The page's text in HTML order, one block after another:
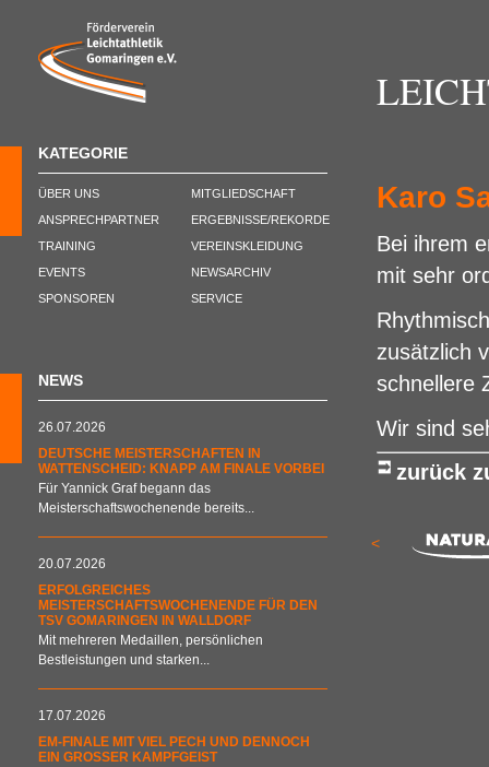
KATEGORIE
ÜBER UNS
ANSPRECHPARTNER
TRAINING
EVENTS
SPONSOREN
MITGLIEDSCHAFT
ERGEBNISSE/REKORDE
VEREINSKLEIDUNG
NEWSARCHIV
SERVICE
NEWS
26.07.2026
DEUTSCHE MEISTERSCHAFTEN IN
WATTENSCHEID: KNAPP AM FINALE VORBEI
Für Yannick Graf begann das
Meisterschaftswochenende bereits...
20.07.2026
ERFOLGREICHES
MEISTERSCHAFTSWOCHENENDE FÜR DEN
TSV GOMARINGEN IN WALLDORF
Mit mehreren Medaillen, persönlichen
Bestleistungen und starken...
17.07.2026
EM-FINALE MIT VIEL PECH UND DENNOCH
EIN GROSSER KAMPFGEIST
Karo
Bei ihrem
mit sehr
zusätzlich
schnellere
Wir sind
zurück
<